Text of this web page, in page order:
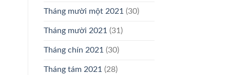
Tháng mười một 2021 (30)
Tháng mười 2021 (31)
Tháng chín 2021 (30)
Tháng tám 2021 (28)